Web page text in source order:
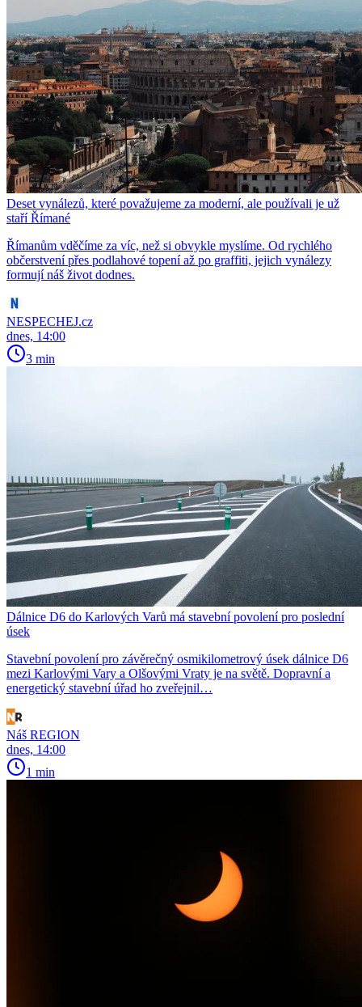
Deset vynálezů, které považujeme za moderní, ale používali je už
staří Římané
Římanům vděčíme za víc, než si obvykle myslíme. Od rychlého
občerstvení přes podlahové topení až po graffiti, jejich vynálezy
formují náš život dodnes.
NESPECHEJ.cz
dnes, 14:00
3 min
Dálnice D6 do Karlových Varů má stavební povolení pro poslední
úsek
Stavební povolení pro závěrečný osmikilometrový úsek dálnice D6
mezi Karlovými Vary a Olšovými Vraty je na světě. Dopravní a
energetický stavební úřad ho zveřejnil…
Náš REGION
dnes, 14:00
1 min